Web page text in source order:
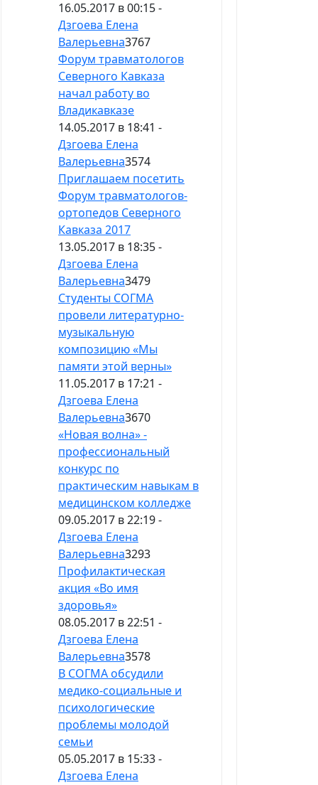
16.05.2017 в 00:15 -
Дзгоева Елена
Валерьевна3767
Форум травматологов
Северного Кавказа
начал работу во
Владикавказе
14.05.2017 в 18:41 -
Дзгоева Елена
Валерьевна3574
Приглашаем посетить
Форум травматологов-
ортопедов Северного
Кавказа 2017
13.05.2017 в 18:35 -
Дзгоева Елена
Валерьевна3479
Студенты СОГМА
провели литературно-
музыкальную
композицию «Мы
памяти этой верны»
11.05.2017 в 17:21 -
Дзгоева Елена
Валерьевна3670
«Новая волна» -
профессиональный
конкурс по
практическим навыкам в
медицинском колледже
09.05.2017 в 22:19 -
Дзгоева Елена
Валерьевна3293
Профилактическая
акция «Во имя
здоровья»
08.05.2017 в 22:51 -
Дзгоева Елена
Валерьевна3578
В СОГМА обсудили
медико-социальные и
психологические
проблемы молодой
семьи
05.05.2017 в 15:33 -
Дзгоева Елена